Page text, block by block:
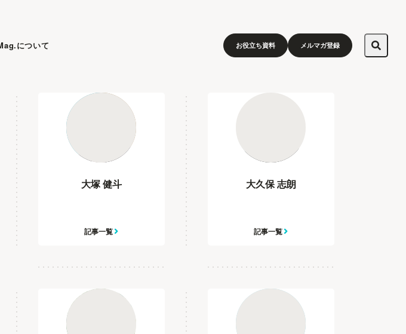
について お役立ち資料 メルマガ登録
大塚 健斗
記事一覧
大久保 志朗
記事一覧